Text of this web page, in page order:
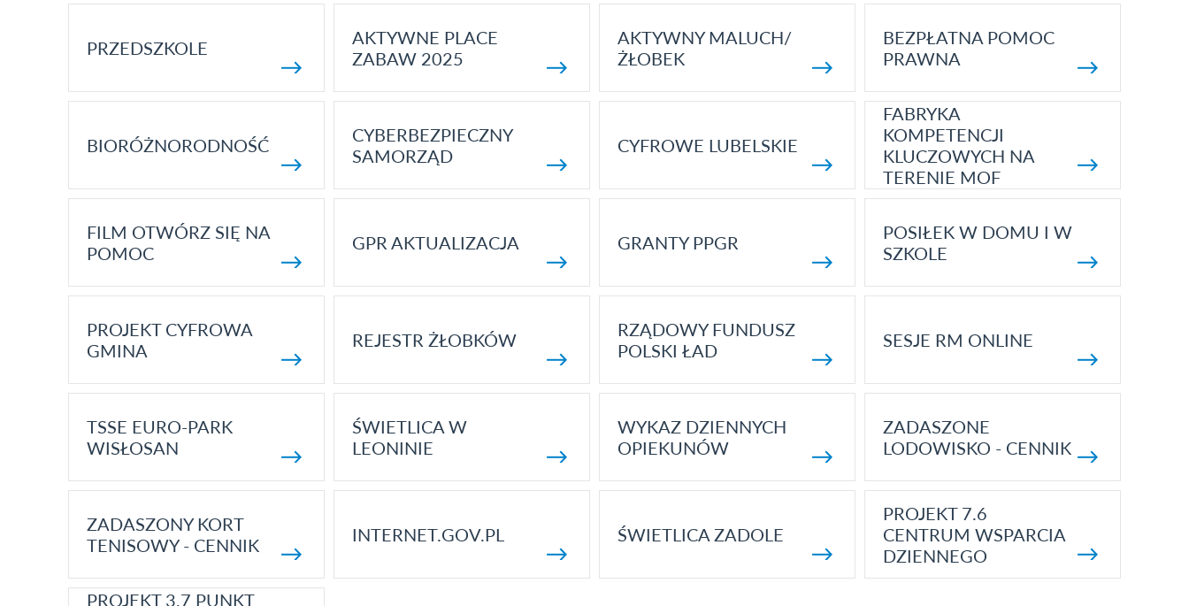
PRZEDSZKOLE
AKTYWNE PLACE
ZABAW 2025
AKTYWNY MALUCH/
ŻŁOBEK
BEZPŁATNA POMOC
PRAWNA
BIORÓŻNORODNOŚĆ
CYBERBEZPIECZNY
SAMORZĄD
CYFROWE LUBELSKIE
FABRYKA
KOMPETENCJI
KLUCZOWYCH NA
TERENIE MOF
FILM OTWÓRZ SIĘ NA
POMOC
GPR AKTUALIZACJA GRANTY PPGR
POSIŁEK W DOMU I W
SZKOLE
PROJEKT CYFROWA
GMINA
REJESTR ŻŁOBKÓW
RZĄDOWY FUNDUSZ
POLSKI ŁAD
SESJE RM ONLINE
TSSE EURO-PARK
WISŁOSAN
ŚWIETLICA W
LEONINIE
WYKAZ DZIENNYCH
OPIEKUNÓW
ZADASZONE
LODOWISKO - CENNIK
ZADASZONY KORT
TENISOWY - CENNIK
INTERNET.GOV.PL ŚWIETLICA ZADOLE
PROJEKT 7.6
CENTRUM WSPARCIA
DZIENNEGO
PROJEKT 3.7 PUNKT